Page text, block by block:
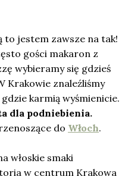
to jestem zawsze na tak!
gości makaron z
wybieramy się gdzieś
Krakowie znaleźliśmy
karmią wyśmienicie.
dla podniebienia.
do Włoch.
włoskie smaki
w centrum Krakowa